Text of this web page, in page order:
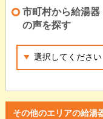
市町村から給湯器
の声を探す
その他のエリアの給湯